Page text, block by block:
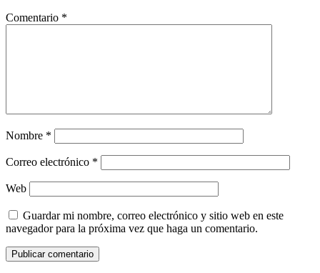
Comentario *
Nombre *
Correo electrónico *
Web
Guardar mi nombre, correo electrónico y sitio web en este
navegador para la próxima vez que haga un comentario.